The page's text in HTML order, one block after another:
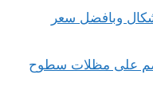
وبافضل سعر
بالرياض 50% خصم على مظلات سطوح